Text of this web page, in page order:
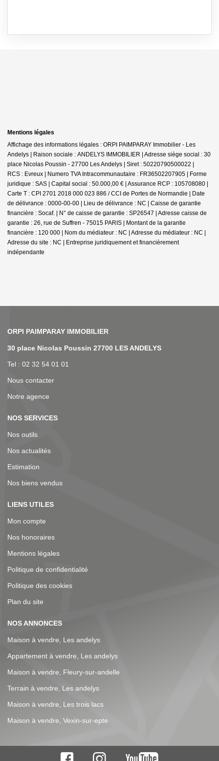
Mentions légales
Affichage des informations légales : ORPI PAIMPARAY Immobilier - Les
Andelys | Raison sociale : ANDELYS IMMOBILIER | Adresse siège social : 30
place Nicolas Poussin - 27700 Les Andelys | Siret : 50220790500022 |
RCS : Evreux | Numero TVA Intracommunautaire : FR36502207905 | Forme
juridique : SAS | Capital social : 50.000,00 € | Assurance RCP : 105708080 |
Carte T : CPI 2701 2018 000 023 886 / CCI de Portes de Normandie | Date
de délivrance : 0000-00-00 | Lieu de délivrance : NC | Caisse de garantie
financière : Socaf. | N° de caisse de garantie : SP26547 | Adresse caisse de
garantie : 26, rue de Suffren - 75015 PARIS | Montant de la garantie
financière : 120 000 | Nom du médiateur : NC | Adresse du médiateur : NC |
Adresse du site : NC | Entreprise juridiquement et financièrement
indépendante
NOS AGENCES
30 place Nicolas Poussin 27700 LES ANDELYS
Tel : 02 32 54 01 01
Nous contacter
Notre agence
NOS SERVICES
Nos outils
Nos actualités
Estimation
Nos biens vendus
LIENS UTILES
Mon compte
Nos honoraires
Mentions légales
Politique de confidentialité
Politique des cookies
Plan du site
NOS ANNONCES
Maison à vendre, Les andelys
Appartement à vendre, Les andelys
Maison à vendre, Fleury-sur-andelle
Terrain à vendre, Les andelys
Maison à vendre, Les trois lacs
Maison à vendre, Vexin-sur-epte